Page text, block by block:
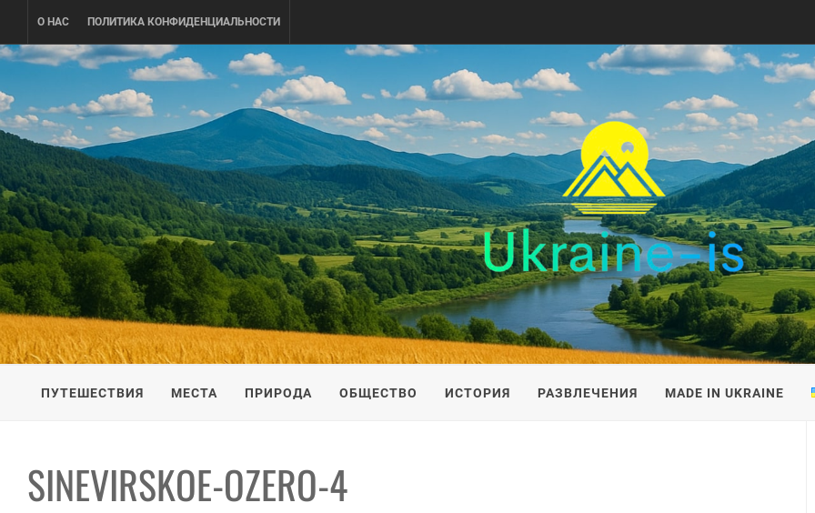
content
О НАС ПОЛИТИКА КОНФИДЕНЦИАЛЬНОСТИ
UKRAINE-IS
ПУТЕШЕСТВИЕ ПО УКРАИНЕ
ПУТЕШЕСТВИЯ МЕСТА ПРИРОДА ОБЩЕСТВО ИСТОРИЯ РАЗВЛЕЧЕНИЯ MADE IN UKRAINE
SINEVIRSKOE-OZERO-4